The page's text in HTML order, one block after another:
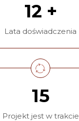
12 +
Lata doświadczenia
15
Projekt jest w trakcie